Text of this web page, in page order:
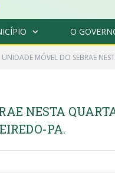
O
UNIDADE MÓVEL DO SEBRAE
NESTA
PA.